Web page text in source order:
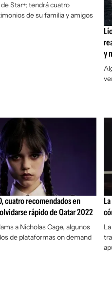
Star+; tendrá cuatro
de su familia y amigos
y
cuatro recomendados en
rápido de Qatar 2022
a Nicholas Cage, algunos
de plataformas on demand